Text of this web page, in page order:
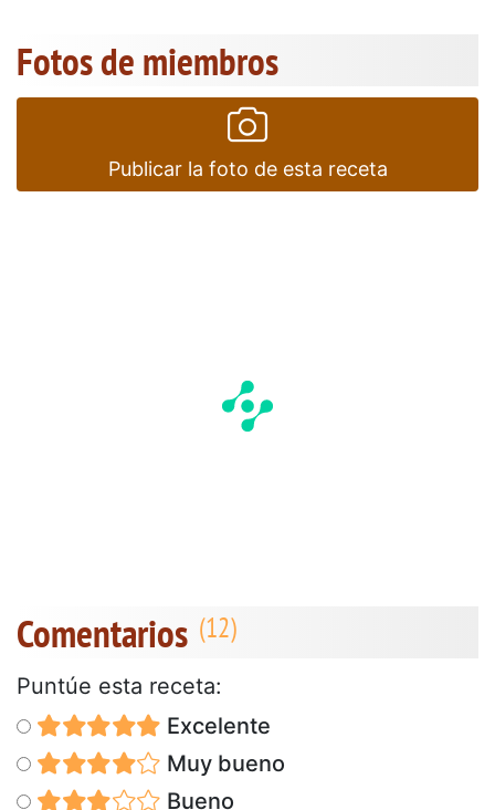
Fotos de miembros
Publicar la foto de esta receta
Comentarios
Puntúe esta receta:
Excelente
Muy bueno
Bueno